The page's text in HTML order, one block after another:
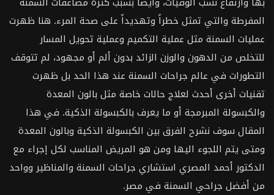
المفرطة والتي تمثل خطراً وتهديداً على صحة المرء. هنا ظهرت
عمليات السمنة مثل عملية التكميم وعملية تحويل المسار
للتخلص من الدهون والوزن الزائد بدون ألم أو مجهود، لم تتوقف
التطورات في عالم جراحات السمنة عند هذا الحد بل ظهرت
تقنيات أخرى أحدث لعلاج حالات خاصة مثل بالون المعدة
والكبسولة المبرمجة أو ما يعرف بالكبسولة الذكية. في هذا
المقال سوف نشرح الفرق بين الكبسولة الذكية وبالون المعدة
ومتى يتم اللجوء اليها ومن هو المريض المناسب لكل إجراء مع
الدكتور أحمد المصري استشاري جراحات السمنة والمناظير وواحد
من أفضل جراحي السمنة في مصر.